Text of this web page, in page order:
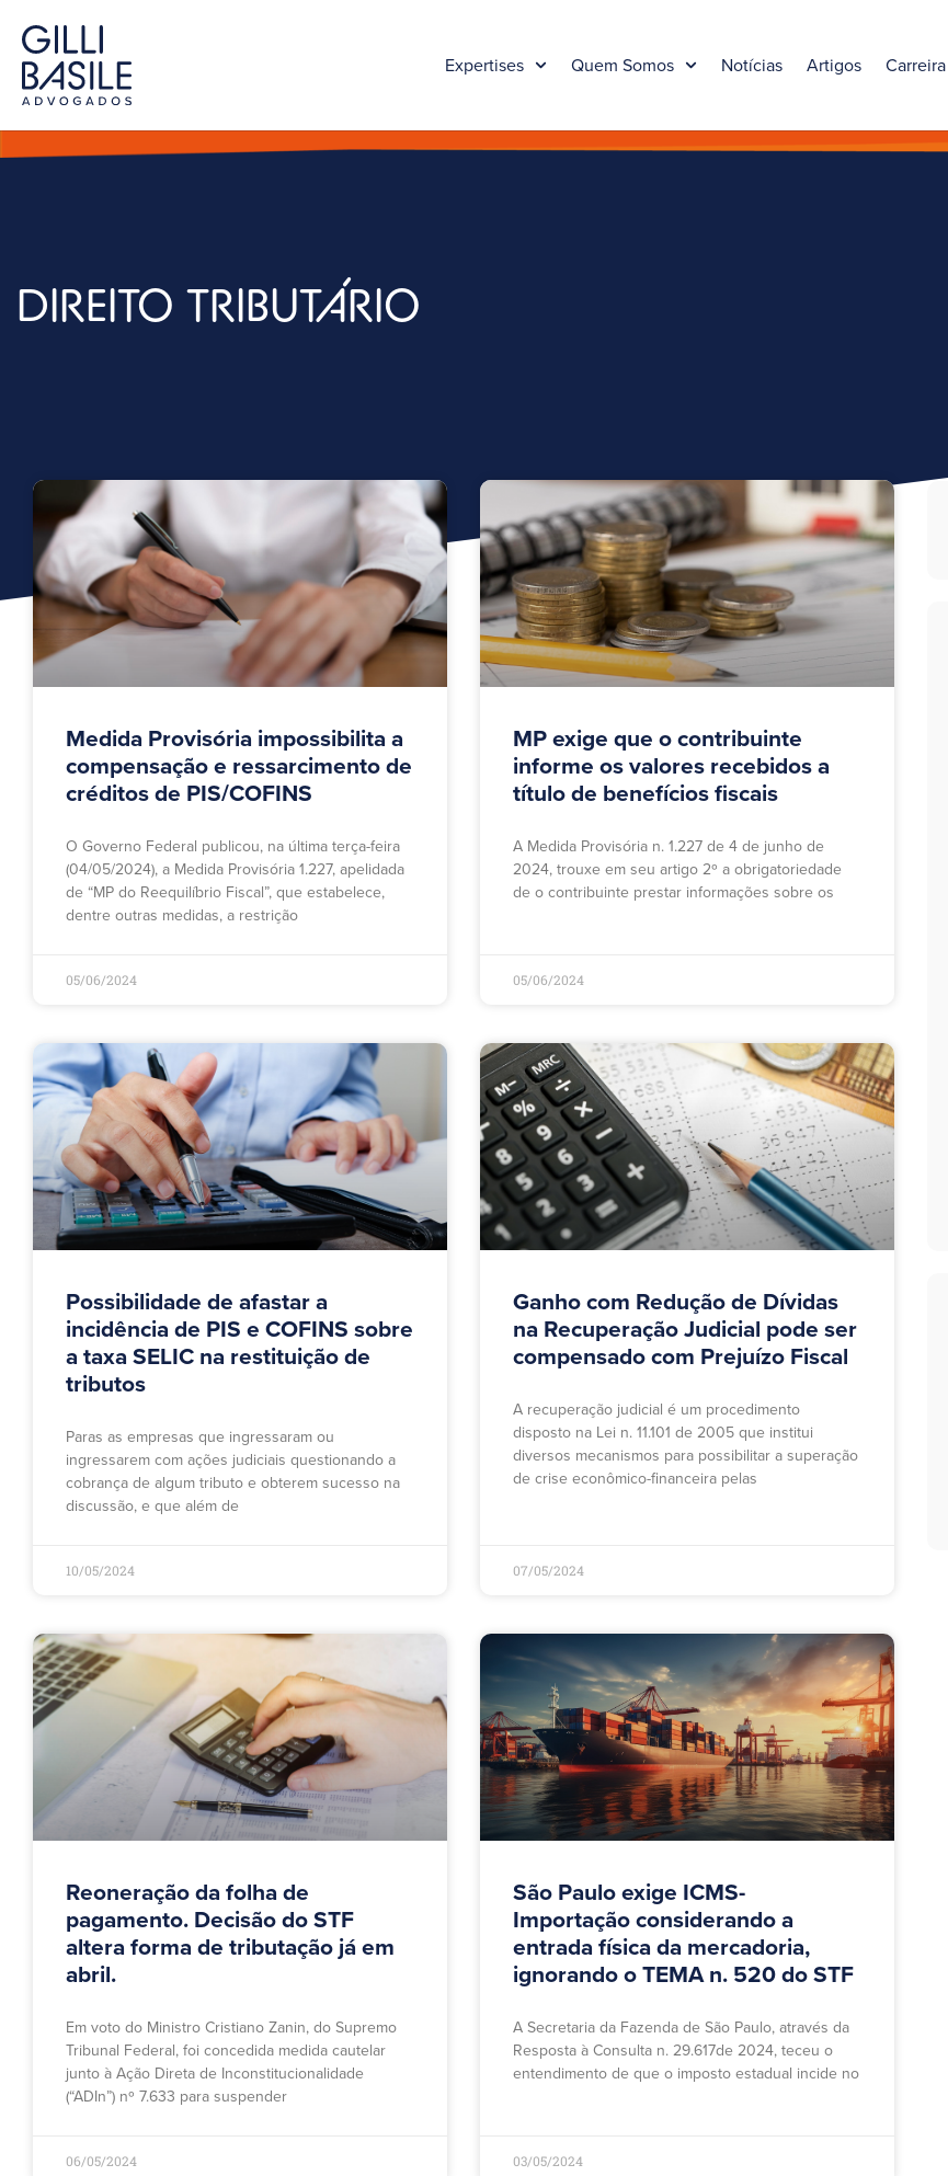
Expertises Quem Somos Notícias Artigos Carreira
DIREITO TRIBUTÁRIO
Medida Provisória impossibilita a
compensação e ressarcimento de
créditos de PIS/COFINS
O Governo Federal publicou, na última terça-feira
(04/05/2024), a Medida Provisória 1.227, apelidada
de “MP do Reequilíbrio Fiscal”, que estabelece,
dentre outras medidas, a restrição
05/06/2024
MP exige que o contribuinte
informe os valores recebidos a
título de benefícios fiscais
A Medida Provisória n. 1.227 de 4 de junho de
2024, trouxe em seu artigo 2º a obrigatoriedade
de o contribuinte prestar informações sobre os
05/06/2024
Possibilidade de afastar a
incidência de PIS e COFINS sobre
a taxa SELIC na restituição de
tributos
Paras as empresas que ingressaram ou
ingressarem com ações judiciais questionando a
cobrança de algum tributo e obterem sucesso na
discussão, e que além de
10/05/2024
Ganho com Redução de Dívidas
na Recuperação Judicial pode ser
compensado com Prejuízo Fiscal
A recuperação judicial é um procedimento
disposto na Lei n. 11.101 de 2005 que institui
diversos mecanismos para possibilitar a superação
de crise econômico-financeira pelas
07/05/2024
Reoneração da folha de
pagamento. Decisão do STF
altera forma de tributação já em
abril.
Em voto do Ministro Cristiano Zanin, do Supremo
Tribunal Federal, foi concedida medida cautelar
junto à Ação Direta de Inconstitucionalidade
(“ADIn”) nº 7.633 para suspender
06/05/2024
São Paulo exige ICMS-
Importação considerando a
entrada física da mercadoria,
ignorando o TEMA n. 520 do STF
A Secretaria da Fazenda de São Paulo, através da
Resposta à Consulta n. 29.617de 2024, teceu o
entendimento de que o imposto estadual incide no
03/05/2024